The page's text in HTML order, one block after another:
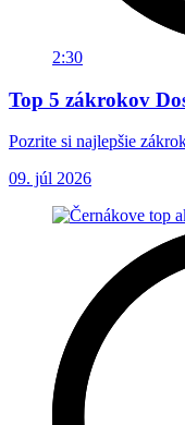
2:30
Top 5 zákrokov
Pozrite si najlepšie
09. júl 2026